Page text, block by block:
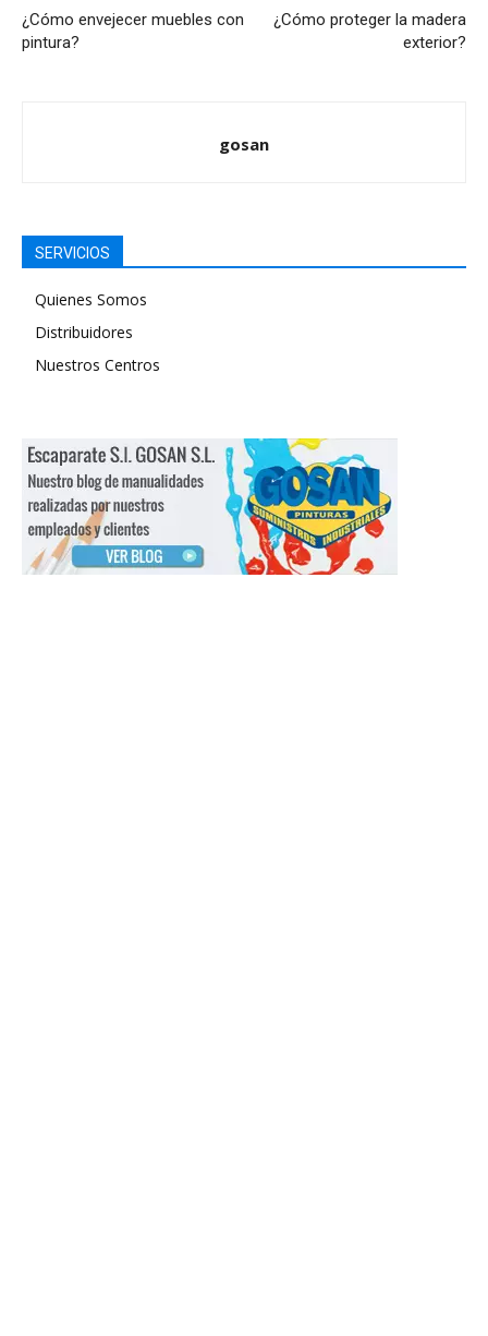
¿Cómo envejecer muebles con
pintura?
¿Cómo proteger la madera
exterior?
gosan
SERVICIOS
Quienes Somos
Distribuidores
Nuestros Centros